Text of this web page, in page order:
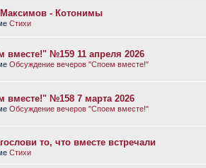
- Котонимы
Стихи
вместе!" №159 11 апреля 2026
Обсуждение вечеров "Споем вместе!"
вместе!" №158 7 марта 2026
Обсуждение вечеров "Споем вместе!"
то, что вместе встречали
Стихи